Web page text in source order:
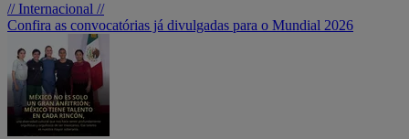
// Internacional //
Confira as convocatórias já divulgadas para o Mundial 2026